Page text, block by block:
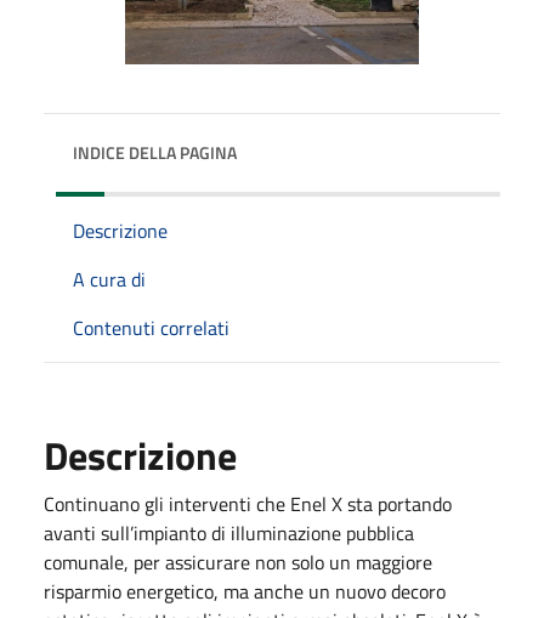
INDICE DELLA PAGINA
Descrizione
A cura di
Contenuti correlati
Descrizione
Continuano gli interventi che Enel X sta portando
avanti sull’impianto di illuminazione pubblica
comunale, per assicurare non solo un maggiore
risparmio energetico, ma anche un nuovo decoro